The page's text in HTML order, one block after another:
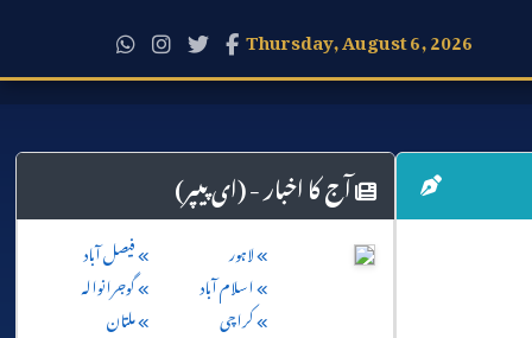
Thursday, August 6, 2026
آج کا اخبار - (ای پیپر)
لاہور
فیصل آباد
اسلام آباد
گوجرانوالہ
کراچی
ملتان